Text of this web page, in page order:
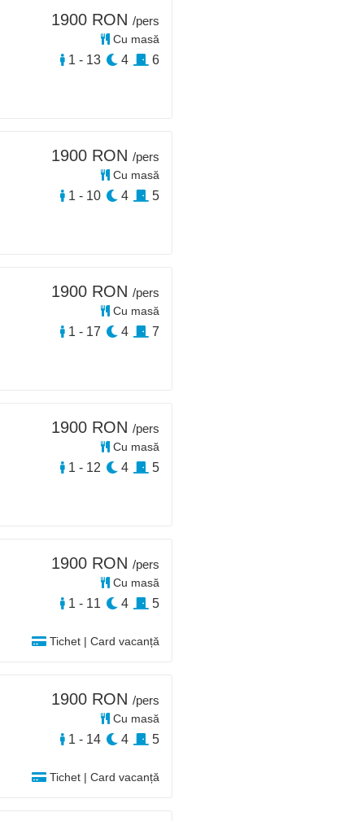
1900 RON /pers
Cu masă
1 - 13 4 6
1900 RON /pers
Cu masă
1 - 10 4 5
1900 RON /pers
Cu masă
1 - 17 4 7
1900 RON /pers
Cu masă
1 - 12 4 5
Tichet | Card vacanță
1900 RON /pers
Cu masă
1 - 11 4 5
Tichet | Card vacanță
1900 RON /pers
Cu masă
1 - 14 4 5